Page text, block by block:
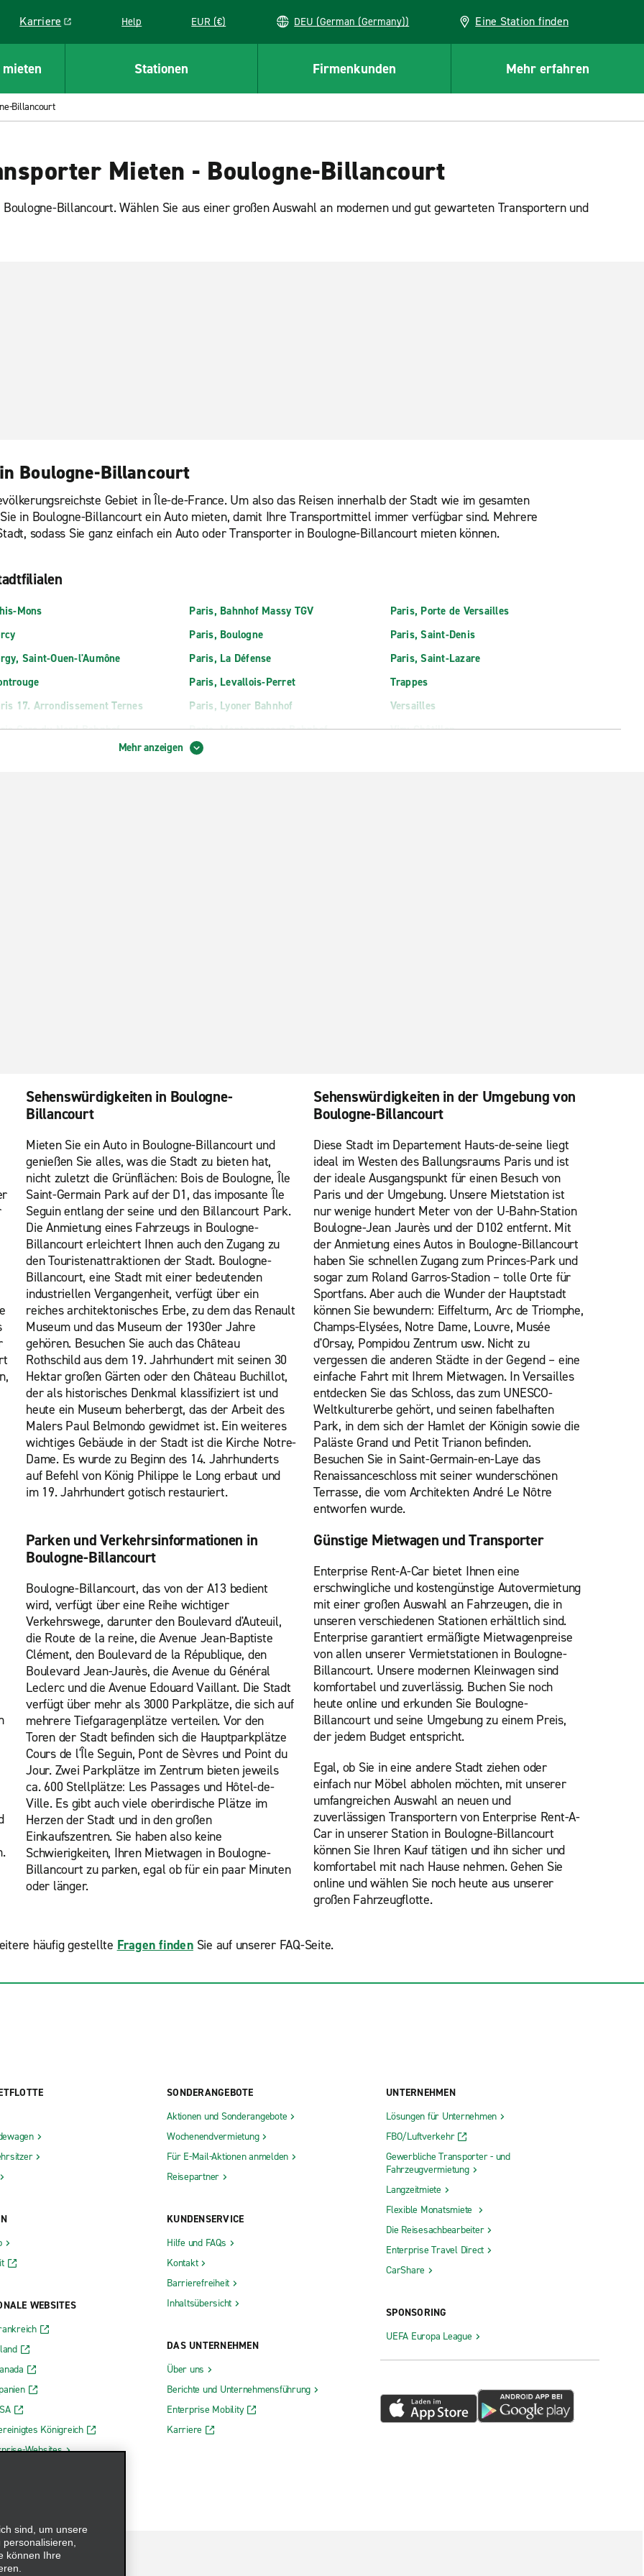
Karriere
Link opens in a new window
Help EUR (€) DEU (German (Germany)) Eine Station finden
Stationen Firmenkunden Mehr erfahren
Billancourt
Mieten - Boulogne-Billancourt
Billancourt. Wählen Sie aus einer großen Auswahl an modernen und gut gewarteten Transportern und
Boulogne-Billancourt
Gebiet in Île-de-France. Um also das Reisen innerhalb der Stadt wie im gesamten
in Boulogne-Billancourt ein Auto mieten, damit Ihre Transportmittel immer verfügbar sind. Mehrere
sodass Sie ganz einfach ein Auto oder Transporter in Boulogne-Billancourt mieten können.
Mons
Saint-Ouen-l'Aumône
17. Arrondissement Ternes
Gare du Nord Bahnhof
Paris, Bahnhof Massy TGV
Paris, Boulogne
Paris, La Défense
Paris, Levallois-Perret
Paris, Lyoner Bahnhof
Paris, Montparnasse Bahnhof
Paris, Place d'Italie
Paris, Porte de Versailles
Paris, Saint-Denis
Paris, Saint-Lazare
Trappes
Versailles
Viry-Châtillon
Mehr anzeigen
Sehenswürdigkeiten in Boulogne-
Billancourt
Mieten Sie ein Auto in Boulogne-Billancourt und
genießen Sie alles, was die Stadt zu bieten hat,
nicht zuletzt die Grünflächen: Bois de Boulogne, Île
Saint-Germain Park auf der D1, das imposante Île
Seguin entlang der seine und den Billancourt Park.
Die Anmietung eines Fahrzeugs in Boulogne-
Billancourt erleichtert Ihnen auch den Zugang zu
den Touristenattraktionen der Stadt. Boulogne-
Billancourt, eine Stadt mit einer bedeutenden
industriellen Vergangenheit, verfügt über ein
reiches architektonisches Erbe, zu dem das Renault
Museum und das Museum der 1930er Jahre
gehören. Besuchen Sie auch das Château
Rothschild aus dem 19. Jahrhundert mit seinen 30
Hektar großen Gärten oder den Château Buchillot,
der als historisches Denkmal klassifiziert ist und
heute ein Museum beherbergt, das der Arbeit des
Malers Paul Belmondo gewidmet ist. Ein weiteres
wichtiges Gebäude in der Stadt ist die Kirche Notre-
Dame. Es wurde zu Beginn des 14. Jahrhunderts
auf Befehl von König Philippe le Long erbaut und
im 19. Jahrhundert gotisch restauriert.
Sehenswürdigkeiten in der Umgebung von
Boulogne-Billancourt
Diese Stadt im Departement Hauts-de-seine liegt
ideal im Westen des Ballungsraums Paris und ist
der ideale Ausgangspunkt für einen Besuch von
Paris und der Umgebung. Unsere Mietstation ist
nur wenige hundert Meter von der U-Bahn-Station
Boulogne-Jean Jaurès und der D102 entfernt. Mit
der Anmietung eines Autos in Boulogne-Billancourt
haben Sie schnellen Zugang zum Princes-Park und
sogar zum Roland Garros-Stadion – tolle Orte für
Sportfans. Aber auch die Wunder der Hauptstadt
können Sie bewundern: Eiffelturm, Arc de Triomphe,
Champs-Elysées, Notre Dame, Louvre, Musée
d'Orsay, Pompidou Zentrum usw. Nicht zu
vergessen die anderen Städte in der Gegend – eine
einfache Fahrt mit Ihrem Mietwagen. In Versailles
entdecken Sie das Schloss, das zum UNESCO-
Weltkulturerbe gehört, und seinen fabelhaften
Park, in dem sich der Hamlet der Königin sowie die
Paläste Grand und Petit Trianon befinden.
Besuchen Sie in Saint-Germain-en-Laye das
Renaissanceschloss mit seiner wunderschönen
Terrasse, die vom Architekten André Le Nôtre
entworfen wurde.
Parken und Verkehrsinformationen in
Boulogne-Billancourt
Boulogne-Billancourt, das von der A13 bedient
wird, verfügt über eine Reihe wichtiger
Verkehrswege, darunter den Boulevard d'Auteuil,
die Route de la reine, die Avenue Jean-Baptiste
Clément, den Boulevard de la République, den
Boulevard Jean-Jaurès, die Avenue du Général
Leclerc und die Avenue Edouard Vaillant. Die Stadt
verfügt über mehr als 3000 Parkplätze, die sich auf
mehrere Tiefgaragenplätze verteilen. Vor den
Toren der Stadt befinden sich die Hauptparkplätze
Cours de l'Île Seguin, Pont de Sèvres und Point du
Jour. Zwei Parkplätze im Zentrum bieten jeweils
ca. 600 Stellplätze: Les Passages und Hôtel-de-
Ville. Es gibt auch viele oberirdische Plätze im
Herzen der Stadt und in den großen
Einkaufszentren. Sie haben also keine
Schwierigkeiten, Ihren Mietwagen in Boulogne-
Billancourt zu parken, egal ob für ein paar Minuten
oder länger.
Günstige Mietwagen und Transporter
Enterprise Rent-A-Car bietet Ihnen eine
erschwingliche und kostengünstige Autovermietung
mit einer großen Auswahl an Fahrzeugen, die in
unseren verschiedenen Stationen erhältlich sind.
Enterprise garantiert ermäßigte Mietwagenpreise
von allen unserer Vermietstationen in Boulogne-
Billancourt. Unsere modernen Kleinwagen sind
komfortabel und zuverlässig. Buchen Sie noch
heute online und erkunden Sie Boulogne-
Billancourt und seine Umgebung zu einem Preis,
der jedem Budget entspricht.
Egal, ob Sie in eine andere Stadt ziehen oder
einfach nur Möbel abholen möchten, mit unserer
umfangreichen Auswahl an neuen und
zuverlässigen Transportern von Enterprise Rent-A-
Car in unserer Station in Boulogne-Billancourt
können Sie Ihren Kauf tätigen und ihn sicher und
komfortabel mit nach Hause nehmen. Gehen Sie
online und wählen Sie noch heute aus unserer
großen Fahrzeugflotte.
häufig gestellte Fragen findenSie auf unserer FAQ-Seite.
WEBSITES
Königreich
Websites
SONDERANGEBOTE
Aktionen und Sonderangebote
Wochenendvermietung
Für E-Mail-Aktionen anmelden
Reisepartner
KUNDENSERVICE
Hilfe und FAQs
Kontakt
Barrierefreiheit
Inhaltsübersicht
DAS UNTERNEHMEN
Über uns
Berichte und Unternehmensführung
Enterprise Mobility
Karriere
UNTERNEHMEN
Lösungen für Unternehmen
FBO/Luftverkehr
Gewerbliche Transporter - und
Fahrzeugvermietung
Langzeitmiete
Flexible Monatsmiete
Die Reisesachbearbeiter
Enterprise Travel Direct
CarShare
SPONSORING
UEFA Europa League
sind, um unsere
können Ihre